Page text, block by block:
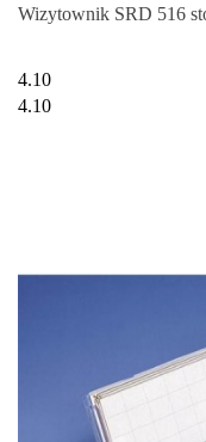
Wizytownik SRD 516
4.10
4.10